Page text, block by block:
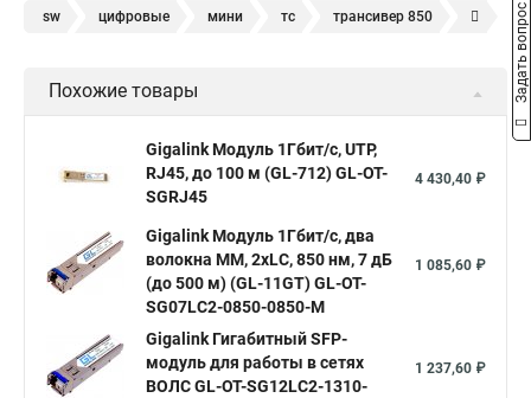
sw цифровые мини тс трансивер 850
sfp 10 модуль sfp 1 25
sfp 1000 комплект sfp sfp rj 45 интерфейс sfp
Похожие товары
Gigalink Модуль 1Гбит/c, UTP,
RJ45, до 100 м (GL-712) GL-OT-
SGRJ45
4 430,40 ₽
Gigalink Модуль 1Гбит/c, два
волокна МM, 2xLC, 850 нм, 7 дБ
(до 500 м) (GL-11GT) GL-OT-
SG07LC2-0850-0850-M
1 085,60 ₽
Gigalink Гигабитный SFP-
модуль для работы в сетях
ВОЛС GL-OT-SG12LC2-1310-
1 237,60 ₽
Задать вопрос